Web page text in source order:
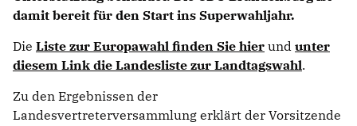
damit bereit für den Start ins Superwahljahr.
Die Liste zur Europawahl finden Sie hier und unter
diesem Link die Landesliste zur Landtagswahl.
Zu den Ergebnissen der
Landesvertreterversammlung erklärt der Vorsitzende